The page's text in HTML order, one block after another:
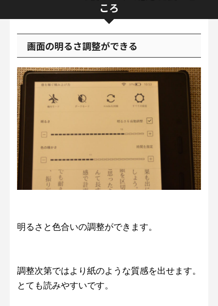
ころ
画面の明るさ調整ができる
明るさと色合いの調整ができます。
調整次第ではより紙のような質感を出せます。
とても読みやすいです。